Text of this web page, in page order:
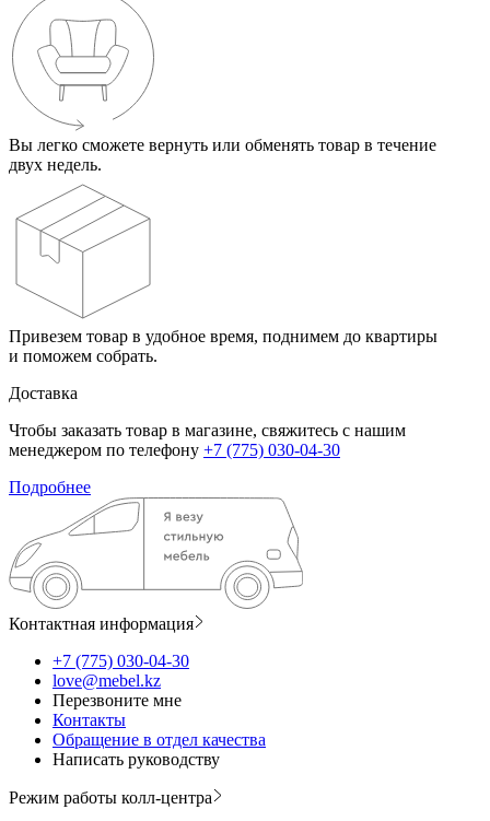
Вы легко сможете вернуть или обменять товар в течение
двух недель.
Привезем товар в удобное время, поднимем до квартиры
и поможем собрать.
Доставка
Чтобы заказать товар в магазине, свяжитесь с нашим
менеджером по телефону +7 (775) 030-04-30
Подробнее
Контактная информация
+7 (775) 030-04-30
love@mebel.kz
Перезвоните мне
Контакты
Обращение в отдел качества
Написать руководству
Режим работы колл-центра